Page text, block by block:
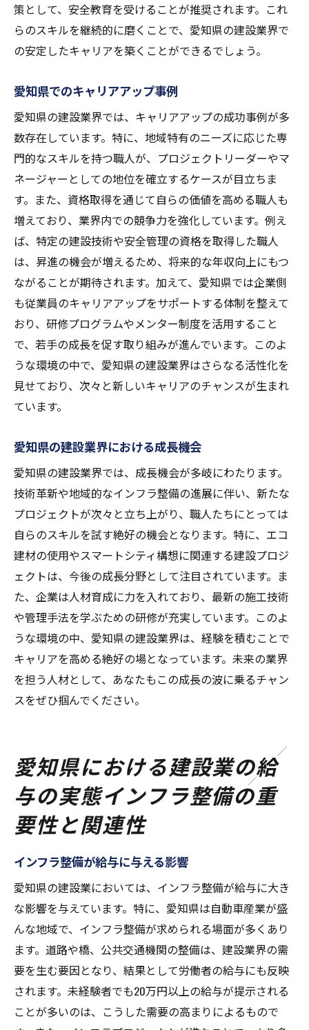
策として、安全教育を受けることが推奨されます。これ
らのスキルを継続的に磨くことで、愛知県の建設業界で
の安定したキャリアを築くことができるでしょう。
愛知県でのキャリアアップ事例
愛知県の建設業界では、キャリアアップの成功事例が多
数存在しています。特に、地域特有のニーズに応じた専
門的なスキルを持つ職人が、プロジェクトリーダーやマ
ネージャーとしての地位を確立するケースが目立ちま
す。また、資格取得を通じて自らの価値を高める職人も
増えており、業界内での競争力を強化しています。例え
ば、特定の建設技術や安全管理の資格を取得した職人
は、昇進の機会が増えるため、将来的な年収向上にもつ
ながることが期待されます。加えて、愛知県では企業側
も従業員のキャリアアップをサポートする体制を整えて
おり、研修プログラムやメンター制度を活用すること
で、若手の成長を促す取り組みが進んでいます。このよ
うな環境の中で、愛知県の建設業界はさらなる活性化を
見せており、次々と新しいキャリアのチャンスが生まれ
ています。
愛知県の建設業界における成長機会
愛知県の建設業界では、成長機会が多岐にわたります。
技術革新や地域的なインフラ整備の進展に伴い、新たな
プロジェクトが次々と立ち上がり、職人たちにとっては
自らのスキルを試す絶好の機会となります。特に、エコ
建材の使用やスマートシティ構想に関連する建設プロジ
ェクトは、今後の成長分野として注目されています。ま
た、企業は人材育成に力を入れており、最新の施工技術
や管理手法を学ぶための研修が充実しています。このよ
うな環境の中、愛知県の建設業界は、経験を積むことで
キャリアを高める絶好の場となっています。未来の業界
を担う人材として、あなたもこの成長の波に乗るチャン
スをぜひ掴んでください。
愛知県における建設業の給
与の実態インフラ整備の重
要性と関連性
インフラ整備が給与に与える影響
愛知県の建設業においては、インフラ整備が給与に大き
な影響を与えています。特に、愛知県は自動車産業が盛
んな地域で、インフラ整備が求められる場面が多くあり
ます。道路や橋、公共交通機関の整備は、建設業界の需
要を生む要因となり、結果として労働者の給与にも反映
されます。未経験者でも20万円以上の給与が提示される
ことが多いのは、こうした需要の高まりによるもので